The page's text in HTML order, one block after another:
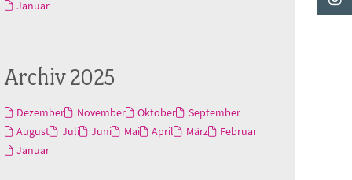
Januar
Archiv 2025
Dezember November Oktober
September
August
Juli Juni Mai April März
Februar
Januar